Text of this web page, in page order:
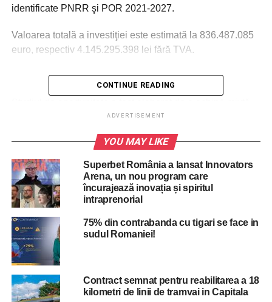
identificate PNRR şi POR 2021-2027.
Valoarea totală a investiţiei este estimată la 836.487.085
euro, respectiv 4.145.295.398 lei fără TVA.
formată din experţi din cadrul Asociaţiei de Dezvoltare
Intercomunitară pentru Transport Public Bucureşti Ilfov, în
baza informaţiilor furnizate de către Societatea de
Transport Bucureşti.
Potrivit raportului de specialitate, investiţia este justificată
de gradul de uzură al parcului de tramvaie, precum şi de
numărul tot mai mare al defectelor înregistrate, cauzate de
starea tehnică a tramvaielor. Astfel, în prezent un număr
de 348 de vehicule au durata normală de funcţionare
depăşită.
„Necesitatea celor 100 de tramvaie de 36 de metri şi 50
CONTINUE READING
ADVERTISEMENT
YOU MAY LIKE
Superbet România a lansat Innovators
Arena, un nou program care
încurajează inovația și spiritul
intraprenorial
75% din contrabanda cu tigari se face in
sudul Romaniei!
Contract semnat pentru reabilitarea a 18
kilometri de linii de tramvai in Capitala